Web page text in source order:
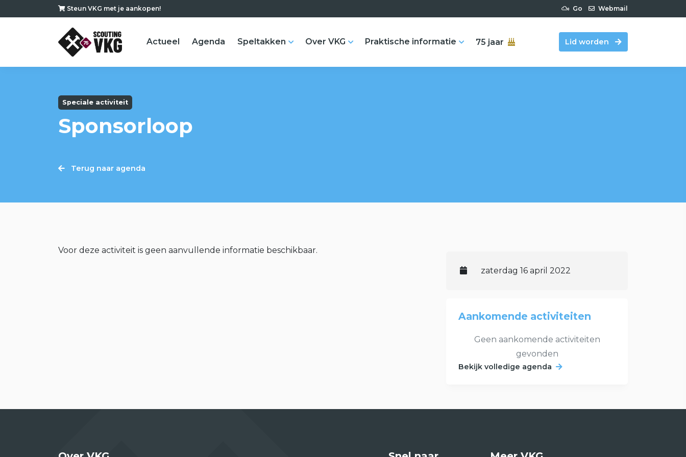
Steun VKG met je aankopen! Go Webmail
Actueel Agenda Speltakken Over VKG Praktische informatie 75 jaar Lid worden
Speciale activiteit
Sponsorloop
Terug naar agenda
Voor deze activiteit is geen aanvullende informatie beschikbaar.
zaterdag 16 april 2022
Aankomende activiteiten
Geen aankomende activiteiten
gevonden
Bekijk volledige agenda